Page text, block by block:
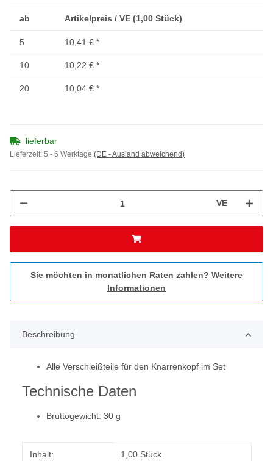
ab Artikelpreis / VE (1,00 Stück)
5 10,41 € *
10 10,22 € *
20 10,04 € *
lieferbar
Lieferzeit: 5 - 6 Werktage (DE - Ausland abweichend)
VE
Sie möchten in monatlichen Raten zahlen? Weitere
Informationen
Beschreibung
Alle Verschleißteile für den Knarrenkopf im Set
Technische Daten
Bruttogewicht: 30 g
Produkteigenschaft
Wert
Inhalt: 1,00 Stück